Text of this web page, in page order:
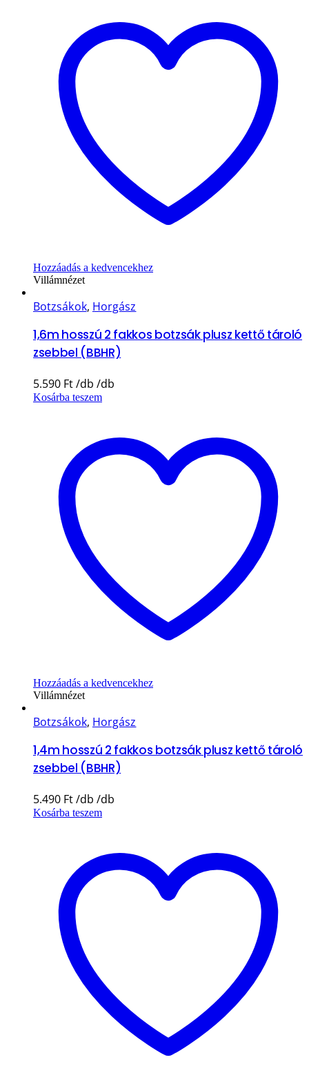
Hozzáadás a kedvencekhez
Villámnézet
Botzsákok, Horgász
1,6m hosszú 2 fakkos botzsák plusz kettő tároló
zsebbel (BBHR)
5.590 Ft
Kosárba teszem
Hozzáadás a kedvencekhez
Villámnézet
Botzsákok, Horgász
1,4m hosszú 2 fakkos botzsák plusz kettő tároló
zsebbel (BBHR)
5.490 Ft
Kosárba teszem